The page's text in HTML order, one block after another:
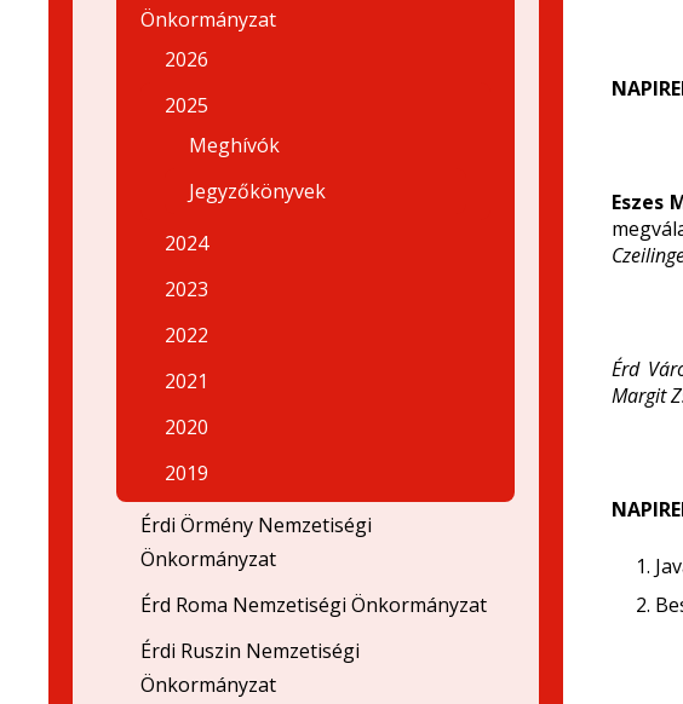
Eszes
Érd
Margit
Önkormányzat
2026
2025
Meghívók
Jegyzőkönyvek
2024
2023
2022
2021
2020
2019
Érdi Örmény Nemzetiségi
Önkormányzat
Érd Roma Nemzetiségi Önkormányzat
Érdi Ruszin Nemzetiségi
Önkormányzat